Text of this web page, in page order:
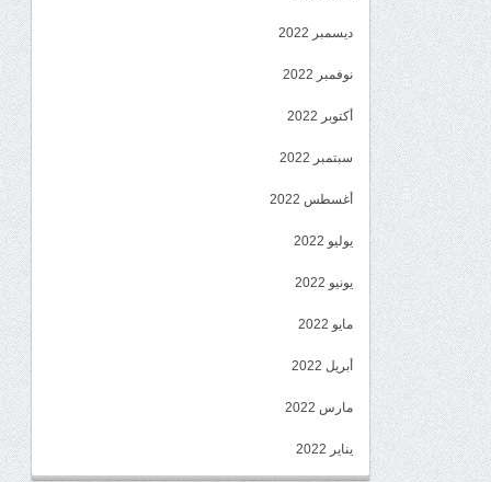
ديسمبر 2022
نوفمبر 2022
أكتوبر 2022
سبتمبر 2022
أغسطس 2022
يوليو 2022
يونيو 2022
مايو 2022
أبريل 2022
مارس 2022
يناير 2022